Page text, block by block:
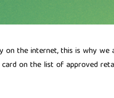
the internet, this is why
on the list of approved